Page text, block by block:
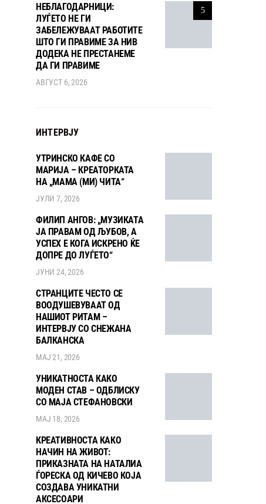
5
НЕБЛАГОДАРНИЦИ:
ЛУЃЕТО НЕ ГИ
ЗАБЕЛЕЖУВААТ РАБОТИТЕ
ШТО ГИ ПРАВИМЕ ЗА НИВ
ДОДЕКА НЕ ПРЕСТАНЕМЕ
ДА ГИ ПРАВИМЕ
АВГУСТ 6, 2026
ИНТЕРВЈУ
УТРИНСКО КАФЕ СО
МАРИЈА – КРЕАТОРКАТА
НА „МАМА (МИ) ЧИТА“
ЈУЛИ 7, 2026
ФИЛИП АНГОВ: „МУЗИКАТА
ЈА ПРАВАМ ОД ЉУБОВ, А
УСПЕХ Е КОГА ИСКРЕНО ЌЕ
ДОПРЕ ДО ЛУЃЕТО“
ЈУНИ 24, 2026
СТРАНЦИТЕ ЧЕСТО СЕ
ВООДУШЕВУВААТ ОД
НАШИОТ РИТАМ –
ИНТЕРВЈУ СО СНЕЖАНА
БАЛКАНСКА
МАЈ 21, 2026
УНИКАТНОСТА КАКО
МОДЕН СТАВ – ОДБЛИСКУ
СО МАЈА СТЕФАНОВСКИ
МАЈ 18, 2026
КРЕАТИВНОСТА КАКО
НАЧИН НА ЖИВОТ:
ПРИКАЗНАТА НА НАТАЛИА
ЃОРЕСКА ОД КИЧЕВО КОЈА
СОЗДАВА УНИКАТНИ
АКСЕСОАРИ